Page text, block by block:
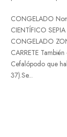
CONGELADO
CIENTÍFICO
CONGELADO
CARRETE
Cefalópodo que
37).Se...